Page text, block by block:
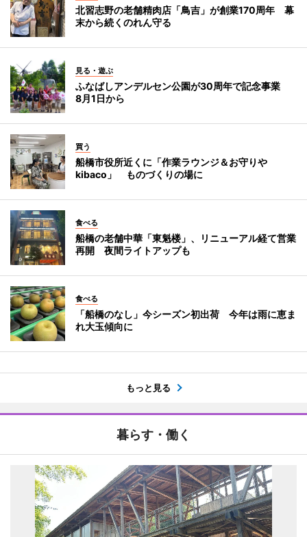
北習志野の老舗精肉店「鳥吉」が創業170周年 幕
末から続くのれん守る
見る・遊ぶ
ふなばしアンデルセン公園が30周年で記念事業
8月1日から
買う
船橋市役所近くに「作業ラウンジ＆お守りや
kibaco」 ものづくりの場に
食べる
船橋の老舗中華「東魁楼」、リニューアル経て営業
再開 夜間ライトアップも
食べる
「船橋のなし」今シーズン初出荷 今年は雨に恵ま
れ大玉傾向に
もっと見る
暮らす・働く